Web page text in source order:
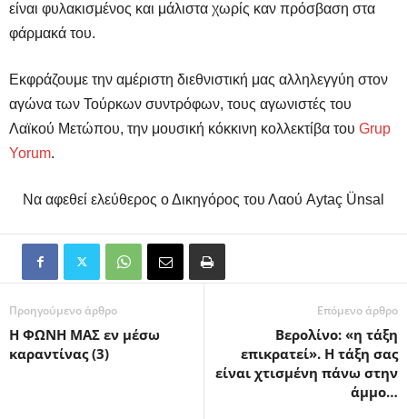
είναι φυλακισμένος και μάλιστα χωρίς καν πρόσβαση στα
φάρμακά του.
Εκφράζουμε την αμέριστη διεθνιστική μας αλληλεγγύη στον
αγώνα των Τούρκων συντρόφων, τους αγωνιστές του
Λαϊκού Μετώπου, την μουσική κόκκινη κολλεκτίβα του Grup
Yorum.
Να αφεθεί ελεύθερος ο Δικηγόρος του Λαού Aytaç Ünsal
Προηγούμενο άρθρο
Η ΦΩΝΗ ΜΑΣ εν μέσω
καραντίνας (3)
Επόμενο άρθρο
Βερολίνο: «η τάξη
επικρατεί». Η τάξη σας
είναι χτισμένη πάνω στην
άμμο…